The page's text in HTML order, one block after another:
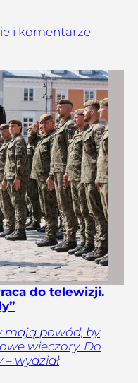
i komentarze
do telewizji.
mają powód, by
wieczory. Do
wydział